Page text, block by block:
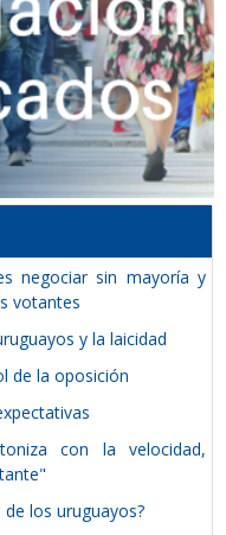
negociar sin mayoría y
votantes
y la laicidad
de la oposición
con la velocidad,
los uruguayos?